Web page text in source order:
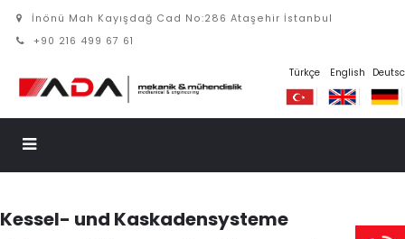
İnönü Mah Kayışdağ Cad No:286 Ataşehir İstanbul
+90 216 499 67 61
Türkçe English
Kessel- und Kaskadensysteme